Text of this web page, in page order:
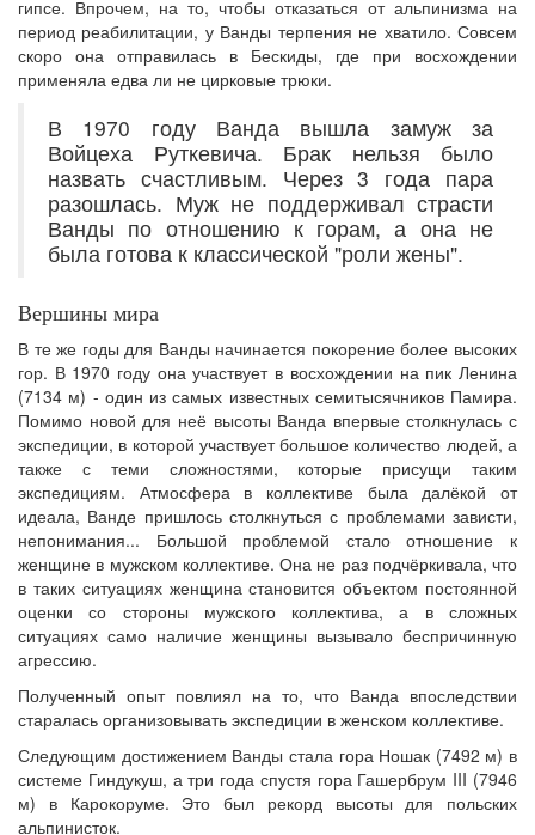
гипсе. Впрочем, на то, чтобы отказаться от альпинизма на
период реабилитации, у Ванды терпения не хватило. Совсем
скоро она отправилась в Бескиды, где при восхождении
применяла едва ли не цирковые трюки.
В 1970 году Ванда вышла замуж за
Войцеха Руткевича. Брак нельзя было
назвать счастливым. Через 3 года пара
разошлась. Муж не поддерживал страсти
Ванды по отношению к горам, а она не
была готова к классической "роли жены".
Вершины мира
В те же годы для Ванды начинается покорение более высоких
гор. В 1970 году она участвует в восхождении на пик Ленина
(7134 м) - один из самых известных семитысячников Памира.
Помимо новой для неё высоты Ванда впервые столкнулась с
экспедиции, в которой участвует большое количество людей, а
также с теми сложностями, которые присущи таким
экспедициям. Атмосфера в коллективе была далёкой от
идеала, Ванде пришлось столкнуться с проблемами зависти,
непонимания... Большой проблемой стало отношение к
женщине в мужском коллективе. Она не раз подчёркивала, что
в таких ситуациях женщина становится объектом постоянной
оценки со стороны мужского коллектива, а в сложных
ситуациях само наличие женщины вызывало беспричинную
агрессию.
Полученный опыт повлиял на то, что Ванда впоследствии
старалась организовывать экспедиции в женском коллективе.
Следующим достижением Ванды стала гора Ношак (7492 м) в
системе Гиндукуш, а три года спустя гора Гашербрум III (7946
м) в Карокоруме. Это был рекорд высоты для польских
альпинисток.